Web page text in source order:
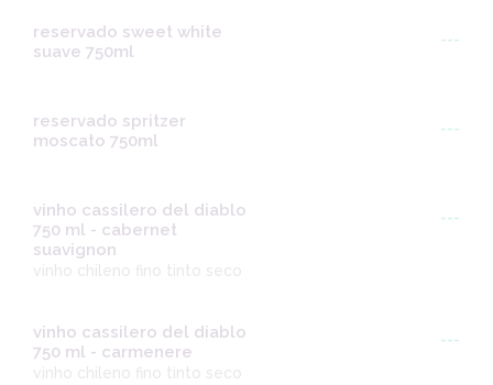
reservado sweet white
suave 750ml
---
reservado spritzer
moscato 750ml
---
vinho cassilero del diablo
750 ml - cabernet
suavignon
---
vinho chileno fino tinto seco
vinho cassilero del diablo
750 ml - carmenere
---
vinho chileno fino tinto seco